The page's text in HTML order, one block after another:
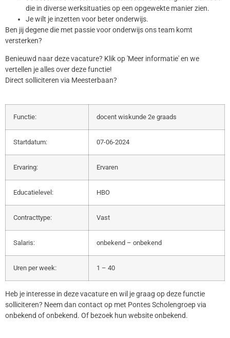
die in diverse werksituaties op een opgewekte manier zien.
Je wilt je inzetten voor beter onderwijs.
Ben jij degene die met passie voor onderwijs ons team komt
versterken?
Benieuwd naar deze vacature? Klik op 'Meer informatie' en we
vertellen je alles over deze functie!
Direct solliciteren via Meesterbaan?
Functie: docent wiskunde 2e graads
Startdatum: 07-06-2024
Ervaring: Ervaren
Educatielevel: HBO
Contracttype: Vast
Salaris: onbekend – onbekend
Uren per week: 1 – 40
Heb je interesse in deze vacature en wil je graag op deze functie
solliciteren? Neem dan contact op met Pontes Scholengroep via
onbekend of onbekend. Of bezoek hun website onbekend.